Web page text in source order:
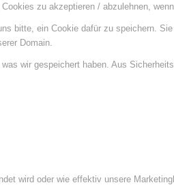
zu akzeptieren / abzulehnen,
bitte, ein Cookie dafür zu speichern.
Domain.
wir gespeichert haben. Aus
wird oder wie effektiv unsere